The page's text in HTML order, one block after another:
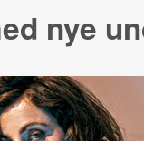
nye